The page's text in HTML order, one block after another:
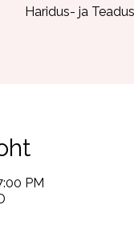
Haridus- ja
PM